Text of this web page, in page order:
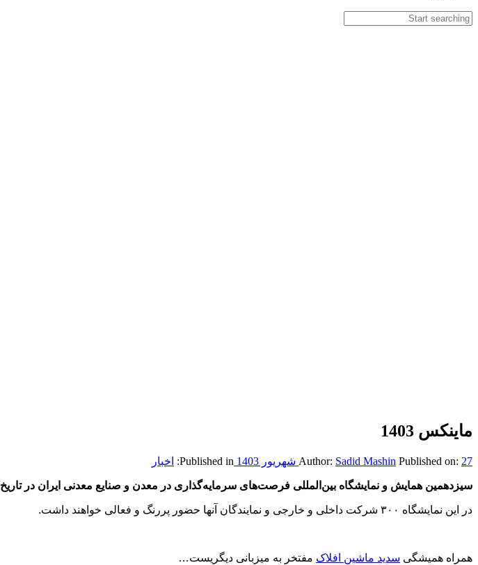
ماینکس 1403
Author: Sadid Mashin Published on: 27 شهریور 1403 Published in: اخبار
سیزدهمین همایش و نمایشگاه بین‌المللی فرصت‌های سرمایه‌گذاری در معدن و صنایع معدنی ایران در تاریخ ۰۲ الی ۰۵ مهرماه امسال در محل مصلی امام خمینی برگزار می‌شود.
در این نمایشگاه ۳۰۰ شرکت داخلی و خارجی و نمایندگان آنها حضور پررنگ و فعالی خواهند داشت.
همراه همیشگی سدید ماشین افلاک مفتخر به میزبانی دیگریست…